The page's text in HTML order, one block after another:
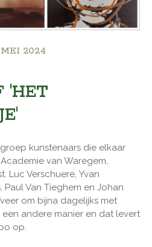
2024
'HET
kunstenaars die elkaar
van Waregem,
Luc Verschuere, Yvan
Paul Van Tieghem en Johan
om bijna dagelijks met
andere manier en dat levert
op.